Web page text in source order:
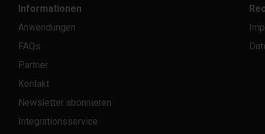
Informationen
Anwendungen
FAQs
Partner
Kontakt
Newsletter abonnieren
Integrationsservice